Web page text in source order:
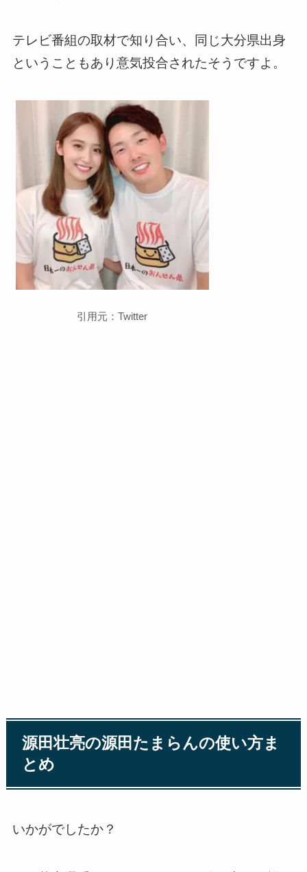
テレビ番組の取材で知り合い、同じ大分県出身
ということもあり意気投合されたそうですよ。
引用元：Twitter
源田壮亮の源田たまらんの使い方ま
とめ
いかがでしたか？